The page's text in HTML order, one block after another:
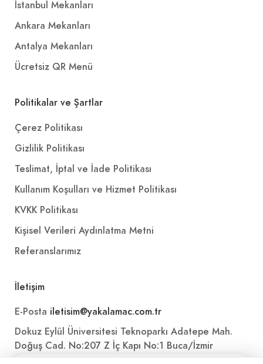
İstanbul Mekanları
Ankara Mekanları
Antalya Mekanları
Ücretsiz QR Menü
Politikalar ve Şartlar
Çerez Politikası
Gizlilik Politikası
Teslimat, İptal ve İade Politikası
Kullanım Koşulları ve Hizmet Politikası
KVKK Politikası
Kişisel Verileri Aydınlatma Metni
Referanslarımız
İletişim
E-Posta iletisim@yakalamac.com.tr
Dokuz Eylül Üniversitesi Teknoparkı Adatepe Mah.
Doğuş Cad. No:207 Z İç Kapı No:1 Buca/İzmir